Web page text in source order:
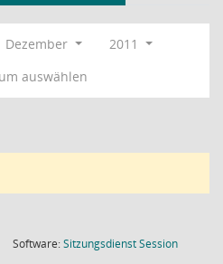
Dezember
2011
auswählen
Software:SitzungsdienstSession(Wird in